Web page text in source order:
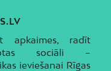
apkaimes, radīt
sociāli –
ieviešanai Rīgas